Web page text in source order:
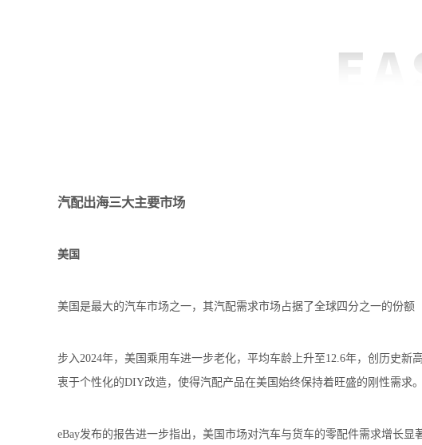
汽配出海三大主要市场
美国
美国是最大的汽车市场之一，其汽配需求市场占据了全球四分之一的份额
步入2024年，美国乘用车进一步老化，平均车龄上升至12.6年，创历史
衷于个性化的DIY改造，使得汽配产品在美国始终保持着旺盛的刚性需求。
eBay发布的报告进一步指出，美国市场对汽车与货车的零配件需求增长